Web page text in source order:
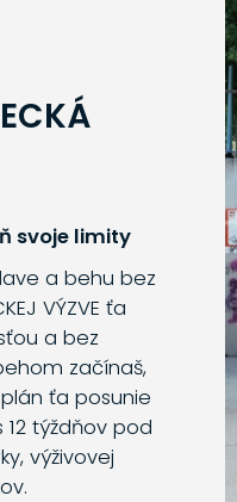
svoje limity
a behu bez
VÝZVE ťa
a bez
začínaš,
ťa posunie
týždňov pod
výživovej